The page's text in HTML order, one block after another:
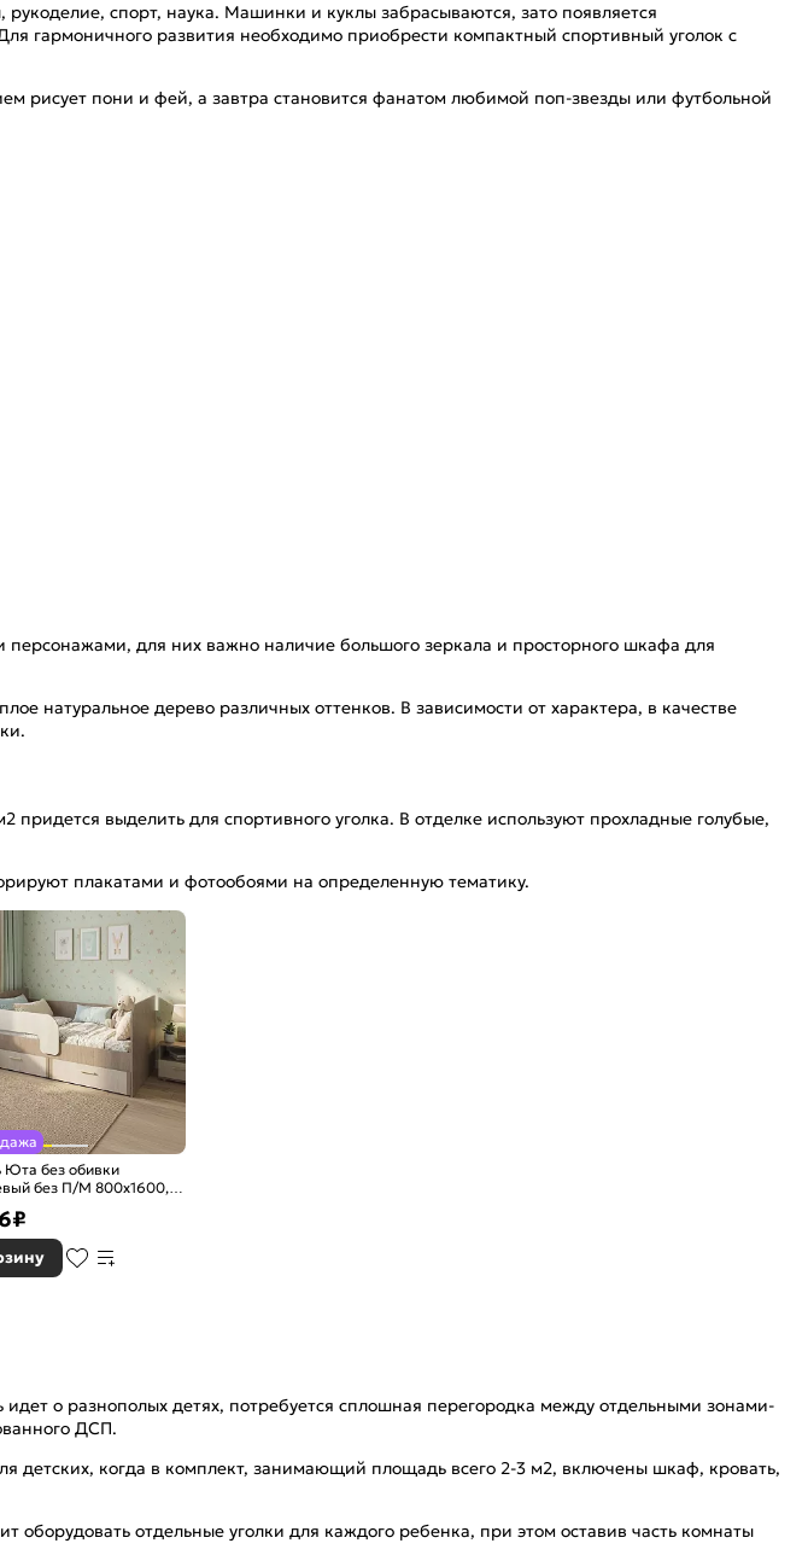
спорт, наука. Машинки и куклы забрасываются, зато появляется
гармоничного развития необходимо приобрести компактный спортивный уголок с
рисует пони и фей, а завтра становится фанатом любимой поп-звезды или футбольной
для них важно наличие большого зеркала и просторного шкафа для
натуральное дерево различных оттенков. В зависимости от характера, в качестве
придется выделить для спортивного уголка. В отделке используют прохладные голубые,
плакатами и фотообоями на определенную тематику.
Юта без обивки
без П/М 800x1600,
₽
о разнополых детях, потребуется сплошная перегородка между отдельными зонами-
ДСП.
детских, когда в комплект, занимающий площадь всего 2-3 м2, включены шкаф, кровать,
отдельные уголки для каждого ребенка, при этом оставив часть комнаты